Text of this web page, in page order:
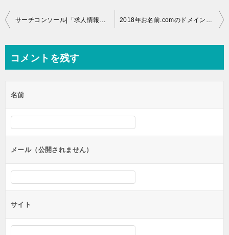
投
ビ
ー
シ
ョ
ン
コメントを残す
名前
メール（公開されません）
サイト